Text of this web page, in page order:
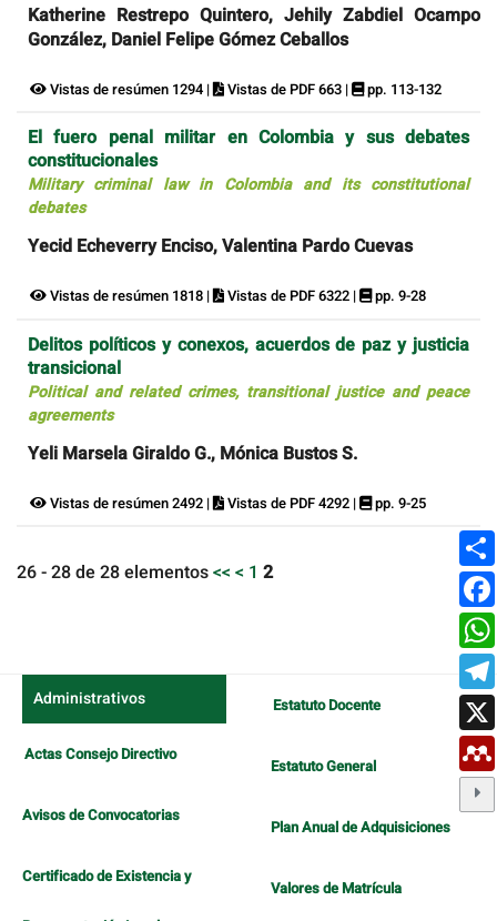
Katherine Restrepo Quintero, Jehily Zabdiel Ocampo
González, Daniel Felipe Gómez Ceballos
Vistas de resúmen 1294 | Vistas de PDF 663 | pp. 113-132
El fuero penal militar en Colombia y sus debates
constitucionales
Military criminal law in Colombia and its constitutional
debates
Yecid Echeverry Enciso, Valentina Pardo Cuevas
Vistas de resúmen 1818 | Vistas de PDF 6322 | pp. 9-28
Delitos políticos y conexos, acuerdos de paz y justicia
transicional
Political and related crimes, transitional justice and peace
agreements
Yeli Marsela Giraldo G., Mónica Bustos S.
Vistas de resúmen 2492 | Vistas de PDF 4292 | pp. 9-25
26 - 28 de 28 elementos<< < 1 2
Administrativos
Actas Consejo Directivo
Avisos de Convocatorias
Certificado de Existencia y
Estatuto Docente
Estatuto General
Plan Anual de Adquisiciones
Valores de Matrícula